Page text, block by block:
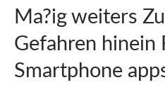
Ma?ig weiters
Gefahren hinein
Smartphone